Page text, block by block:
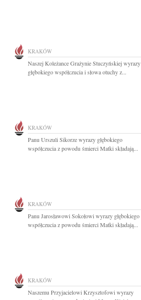
KRAKÓW
Naszej Koleżance Grażynie Stuczyńskiej wyrazy
głębokiego współczucia i słowa otuchy z...
KRAKÓW
Panu Urszuli Sikorze wyrazy głębokiego
współczucia z powodu śmierci Matki składają...
KRAKÓW
Panu Jarosławowi Sokołowi wyrazy głębokiego
współczucia z powodu śmierci Matki składają...
KRAKÓW
Naszemu Przyjacielowi Krzysztofowi wyrazy